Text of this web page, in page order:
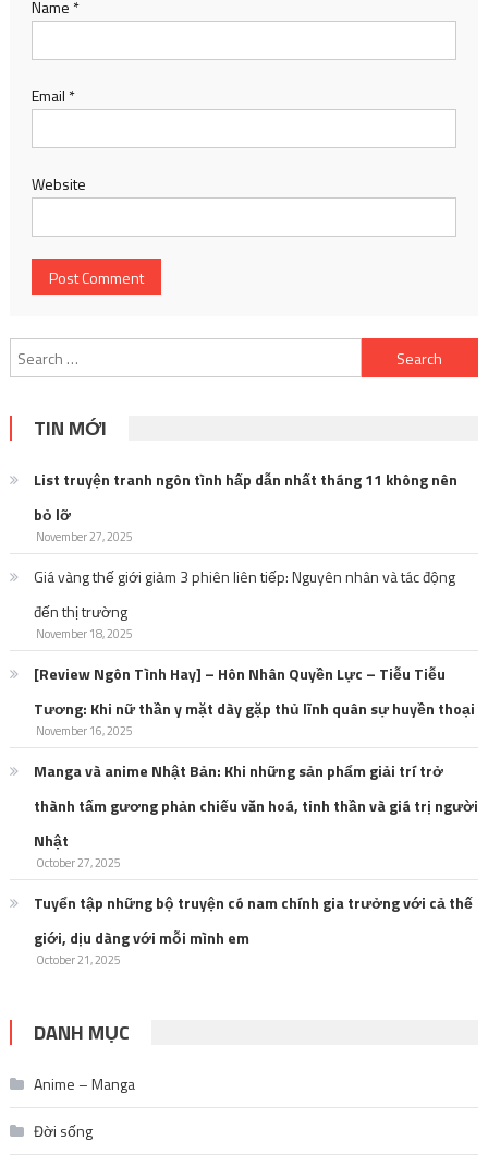
Name *
Email *
Website
Search
for:
TIN MỚI
List truyện tranh ngôn tình hấp dẫn nhất tháng 11 không nên
bỏ lỡ
November 27, 2025
Giá vàng thế giới giảm 3 phiên liên tiếp: Nguyên nhân và tác động
đến thị trường
November 18, 2025
[Review Ngôn Tình Hay] – Hôn Nhân Quyền Lực – Tiễu Tiễu
Tương: Khi nữ thần y mặt dày gặp thủ lĩnh quân sự huyền thoại
November 16, 2025
Manga và anime Nhật Bản: Khi những sản phẩm giải trí trở
thành tấm gương phản chiếu văn hoá, tinh thần và giá trị người
Nhật
October 27, 2025
Tuyển tập những bộ truyện có nam chính gia trưởng với cả thế
giới, dịu dàng với mỗi mình em
October 21, 2025
DANH MỤC
Anime – Manga
Đời sống